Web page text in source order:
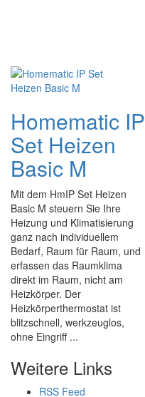
Homematic IP
Set Heizen
Basic M
Mit dem HmIP Set Heizen
Basic M steuern Sie Ihre
Heizung und Klimatisierung
ganz nach individuellem
Bedarf, Raum für Raum, und
erfassen das Raumklima
direkt im Raum, nicht am
Heizkörper. Der
Heizkörperthermostat ist
blitzschnell, werkzeuglos,
ohne Eingriff ...
Weitere Links
RSS Feed